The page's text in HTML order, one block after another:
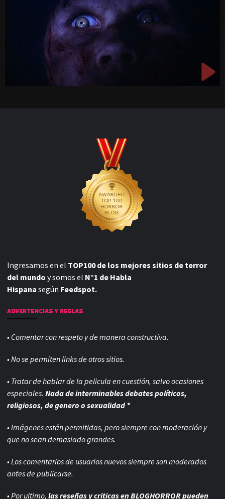
Ingresamos en el TOP100 de los mejores sitios de terror
del mundo y somos el N°1 de Habla
Hispana según Feedspot.
ADVERTENCIAS Y REGLAS
• Comentar con respeto y de manera constructiva.
• No se permiten links de otros sitios.
• Tratar de hablar de la pelicula en cuestión, salvo ocasiones
especiales. Nada de interminables debates políticos,
religiosos, de genero o sexualidad *
• Imágenes están permitidas, pero siempre conmoderación y
que no sean demasiado grandes.
• Los comentarios de usuarios nuevos siempre son moderados
antes de publicarse.
• Por ultimo, las reseñas y criticas en BLOGHORROR pueden